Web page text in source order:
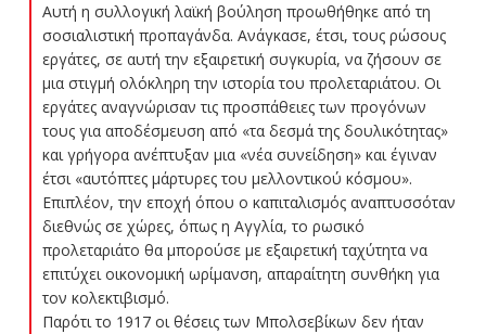
Αυτή η συλλογική λαϊκή βούληση προωθήθηκε από τη
σοσιαλιστική προπαγάνδα. Ανάγκασε, έτσι, τους ρώσους
εργάτες, σε αυτή την εξαιρετική συγκυρία, να ζήσουν σε
μια στιγμή ολόκληρη την ιστορία του προλεταριάτου. Οι
εργάτες αναγνώρισαν τις προσπάθειες των προγόνων
τους για αποδέσμευση από «τα δεσμά της δουλικότητας»
και γρήγορα ανέπτυξαν μια «νέα συνείδηση» και έγιναν
έτσι «αυτόπτες μάρτυρες του μελλοντικού κόσμου».
Επιπλέον, την εποχή όπου ο καπιταλισμός αναπτυσσόταν
διεθνώς σε χώρες, όπως η Αγγλία, το ρωσικό
προλεταριάτο θα μπορούσε με εξαιρετική ταχύτητα να
επιτύχει οικονομική ωρίμανση, απαραίτητη συνθήκη για
τον κολεκτιβισμό.
Παρότι το 1917 οι θέσεις των Μπολσεβίκων δεν ήταν